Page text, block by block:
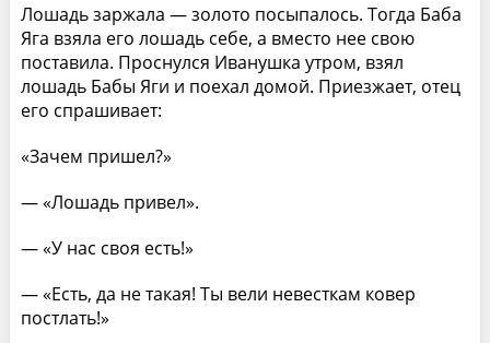
Лошадь заржала — золото посыпалось. Тогда Баба
Яга взяла его лошадь себе, а вместо нее свою
поставила. Проснулся Иванушка утром, взял
лошадь Бабы Яги и поехал домой. Приезжает, отец
его спрашивает:
«Зачем пришел?»
— «Лошадь привел».
— «У нас своя есть!»
— «Есть, да не такая! Ты вели невесткам ковер
постлать!»